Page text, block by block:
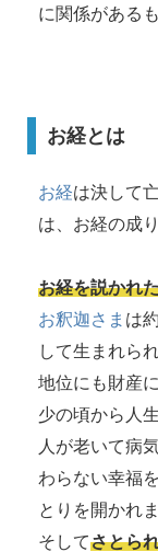
に関係がある
お経とは
お経は決して
は、お経の成
お経を説かれ
お釈迦さま は
して生まれら
地位にも財産
少の頃から人
人が老いて病
わらない幸福
とりを開かれ
そしてさとら